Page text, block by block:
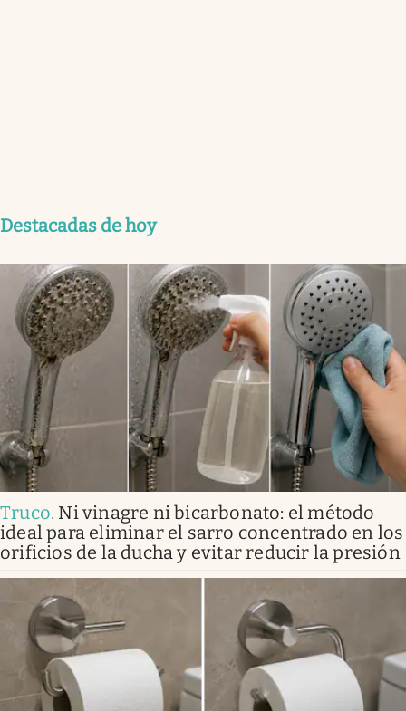
Destacadas de hoy
Truco. Ni vinagre ni bicarbonato: el método
ideal para eliminar el sarro concentrado en los
orificios de la ducha y evitar reducir la presión